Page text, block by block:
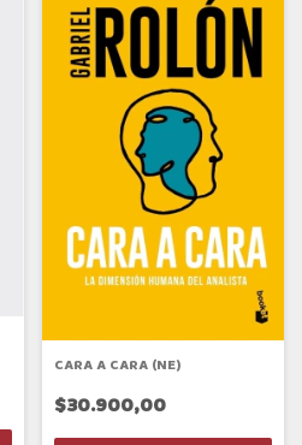
CARA A CARA (NE)
$30.900,00